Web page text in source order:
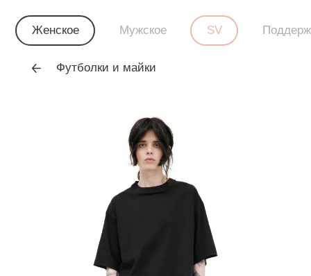
Женское Мужское SV
Футболки и майки